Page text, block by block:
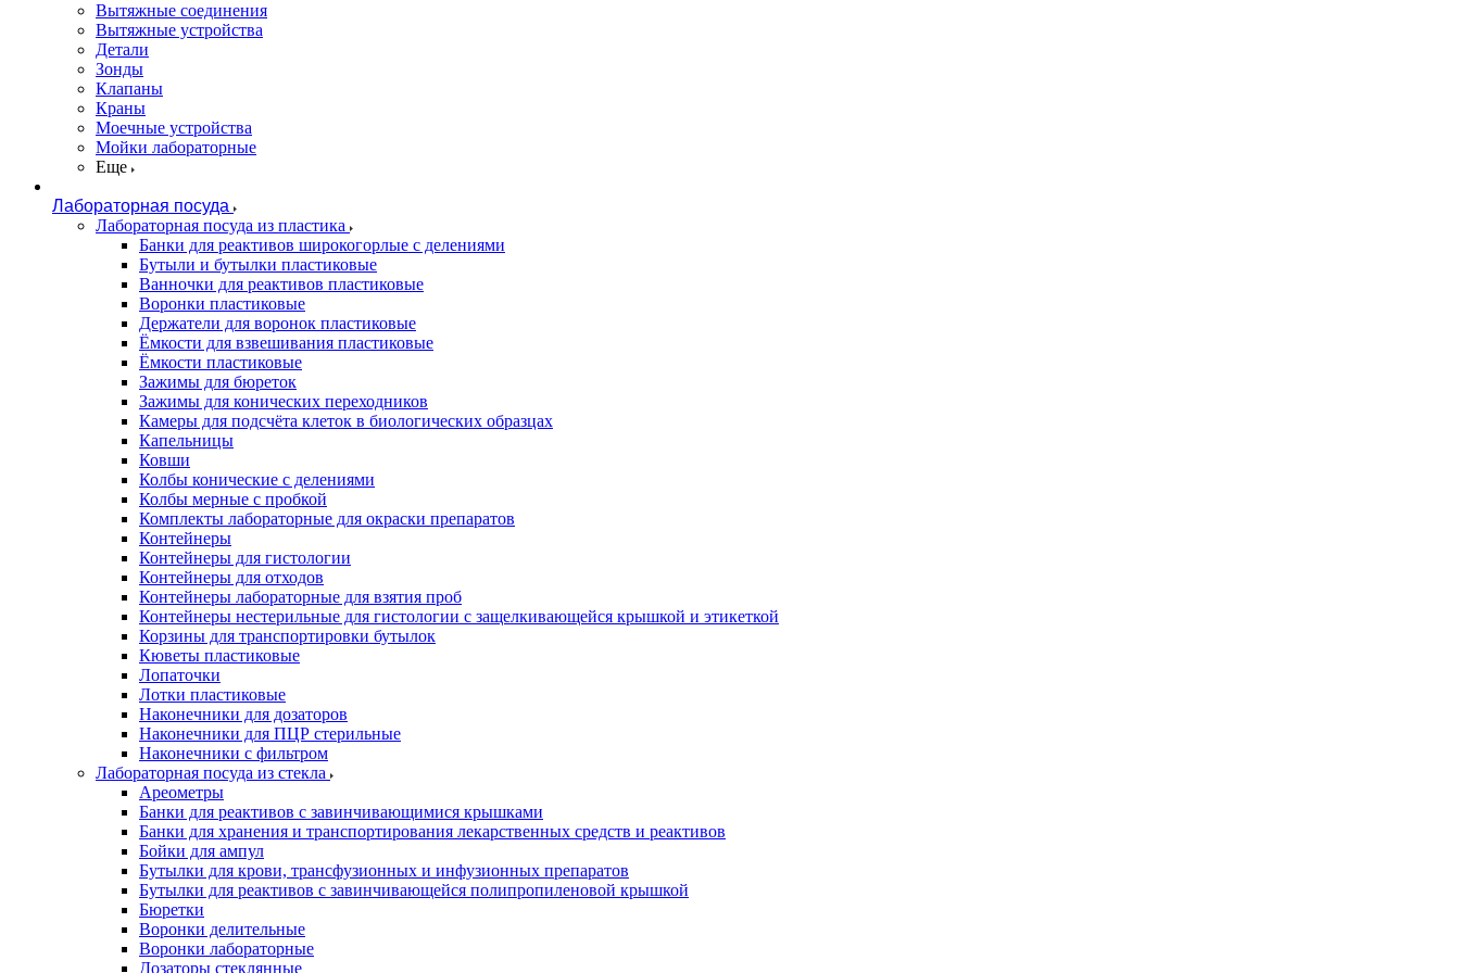
Вытяжные соединения
Вытяжные устройства
Детали
Зонды
Клапаны
Краны
Моечные устройства
Мойки лабораторные
Еще
Лабораторная посуда
Лабораторная посуда из пластика
Банки для реактивов широкогорлые с делениями
Бутыли и бутылки пластиковые
Ванночки для реактивов пластиковые
Воронки пластиковые
Держатели для воронок пластиковые
Ёмкости для взвешивания пластиковые
Ёмкости пластиковые
Зажимы для бюреток
Зажимы для конических переходников
Камеры для подсчёта клеток в биологических образцах
Капельницы
Ковши
Колбы конические с делениями
Колбы мерные с пробкой
Комплекты лабораторные для окраски препаратов
Контейнеры
Контейнеры для гистологии
Контейнеры для отходов
Контейнеры лабораторные для взятия проб
Контейнеры нестерильные для гистологии с защелкивающейся крышкой и этикеткой
Корзины для транспортировки бутылок
Кюветы пластиковые
Лопаточки
Лотки пластиковые
Наконечники для дозаторов
Наконечники для ПЦР стерильные
Наконечники с фильтром
Лабораторная посуда из стекла
Ареометры
Банки для реактивов с завинчивающимися крышками
Банки для хранения и транспортирования лекарственных средств и реактивов
Бойки для ампул
Бутылки для крови, трансфузионных и инфузионных препаратов
Бутылки для реактивов с завинчивающейся полипропиленовой крышкой
Бюретки
Воронки делительные
Воронки лабораторные
Дозаторы стеклянные